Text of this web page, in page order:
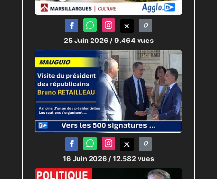
25 Juin 2026 / 9.464 vues
16 Juin 2026 / 12.582 vues